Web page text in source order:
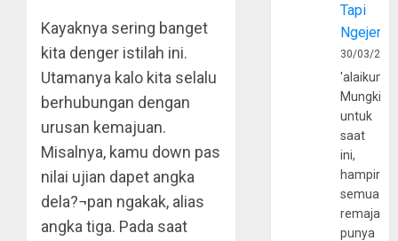
Kayaknya sering banget
kita denger istilah ini.
Utamanya kalo kita selalu
berhubungan dengan
urusan kemajuan.
Misalnya, kamu down pas
nilai ujian dapet angka
dela?¬pan ngakak, alias
angka tiga. Pada saat
Tapi
30/03/
Mungkin
untuk
saat
ini,
hampir
semua
remaja
punya